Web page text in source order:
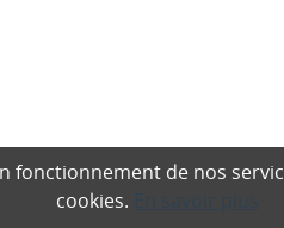
fonctionnement de nos
cookies.